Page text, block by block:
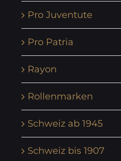
Pro Juventute
Pro Patria
Rayon
Rollenmarken
Schweiz ab 1945
Schweiz bis 1907